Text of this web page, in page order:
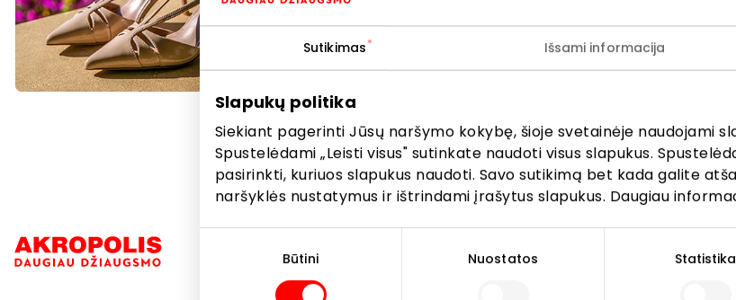
Sutikimas Išsami informacija
Slapukų politika
Siekiant pagerinti Jūsų naršymo kokybę, šioje svetainėje naudojami
Spustelėdami „Leisti visus" sutinkate naudoti visus slapukus.
pasirinkti, kuriuos slapukus naudoti. Savo sutikimą bet kada galite
naršyklės nustatymus ir ištrindami įrašytus slapukus. Daugiau
Būtini Nuostatos Statistika
Parduotuvės